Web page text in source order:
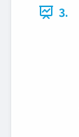
3.